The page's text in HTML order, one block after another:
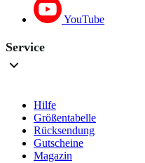
YouTube
Service
Hilfe
Größentabelle
Rücksendung
Gutscheine
Magazin